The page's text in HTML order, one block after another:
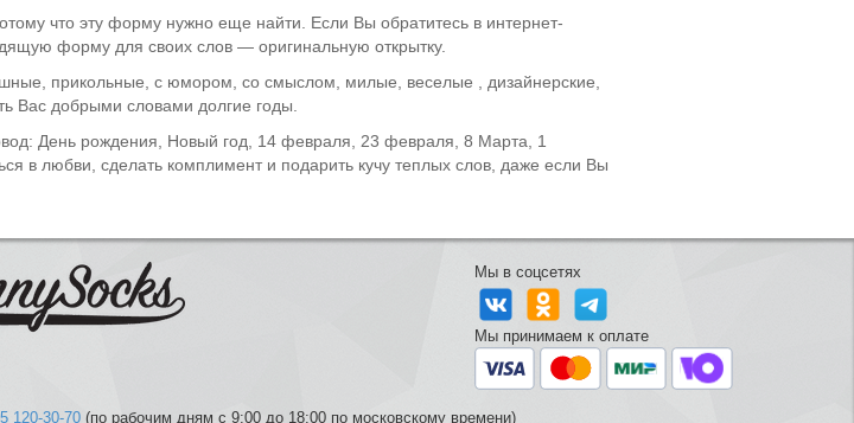
что эту форму нужно еще найти. Если Вы обратитесь в интернет-
форму для своих слов — оригинальную открытку.
прикольные, с юмором, со смыслом, милые, веселые , дизайнерские,
Вас добрыми словами долгие годы.
День рождения, Новый год, 14 февраля, 23 февраля, 8 Марта, 1
в любви, сделать комплимент и подарить кучу теплых слов, даже если Вы
Мы в соцсетях
Мы принимаем к оплате
120-30-70(по рабочим дням с 9:00 до 18:00 по московскому времени)